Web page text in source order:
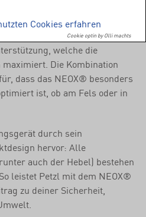
Seilausgeben, da der
wird. Dazu kommt eine
welche die
Die Kombination
dass das NEOX® besonders
ist, ob am Fels oder in
durch sein
hervor: Alle
auch der Hebel) bestehen
leistet Petzl mit dem NEOX®
zu deiner Sicherheit,
Cookies erfahren
Cookie optin by Olli machts